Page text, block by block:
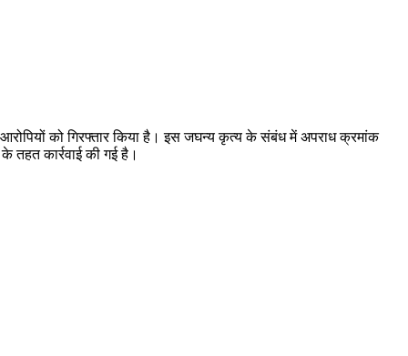
को गिरफ्तार किया है। इस जघन्य कृत्य के संबंध में अपराध क्रमांक
कार्रवाई की गई है।